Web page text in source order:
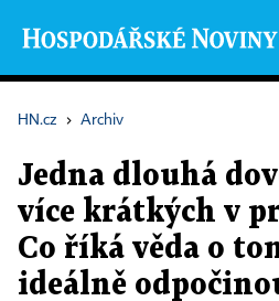
HN.cz › Archiv
Jedna dlouhá
více krátkých v
Co říká věda o
ideálně